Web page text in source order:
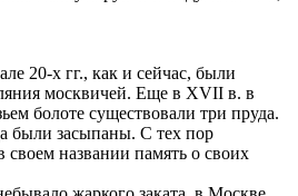
20-х гг., как и сейчас, были
москвичей. Еще в XVII в. в
болоте существовали три пруда.
были засыпаны. С тех пор
названии память о своих